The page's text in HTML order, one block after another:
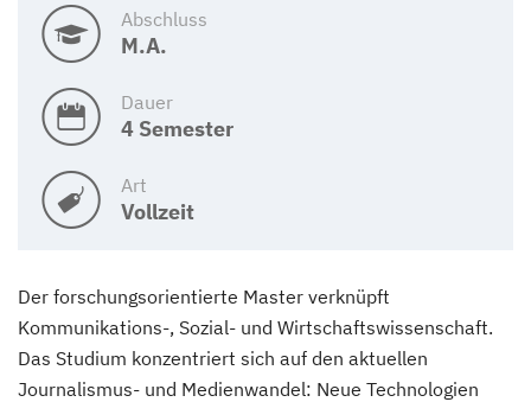
Abschluss
M.A.
Dauer
4 Semester
Art
Vollzeit
Der forschungsorientierte Master verknüpft
Kommunikations-, Sozial- und Wirtschaftswissenschaft.
Das Studium konzentriert sich auf den aktuellen
Journalismus- und Medienwandel: Neue Technologien